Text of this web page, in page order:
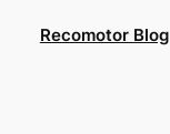
Recomotor Blog